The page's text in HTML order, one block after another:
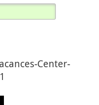
Center-